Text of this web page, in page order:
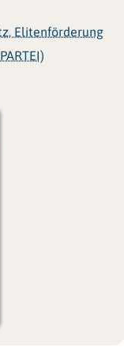
Elitenförderung